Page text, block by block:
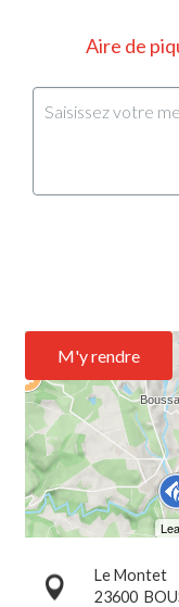
Aire de
M'y rendre
Le Montet
23600